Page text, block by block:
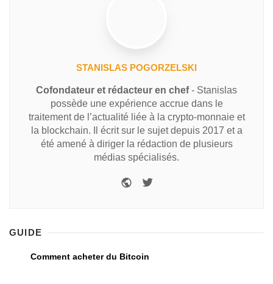
STANISLAS POGORZELSKI
Cofondateur et rédacteur en chef- Stanislas
possède une expérience accrue dans le
traitement de l’actualité liée à la crypto-monnaie et
la blockchain. Il écrit sur le sujet depuis 2017 et a
été amené à diriger la rédaction de plusieurs
médias spécialisés.
GUIDE
Comment acheter du Bitcoin